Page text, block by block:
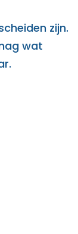
zijn.
wat